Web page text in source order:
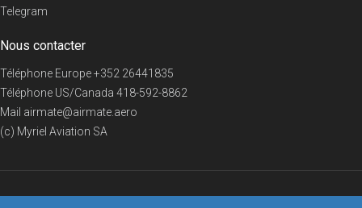
Telegram
Nous contacter
Téléphone Europe+352 26441835
Téléphone US/Canada 418-592-8862
Mail airmate@airmate.aero
(c) Myriel Aviation SA